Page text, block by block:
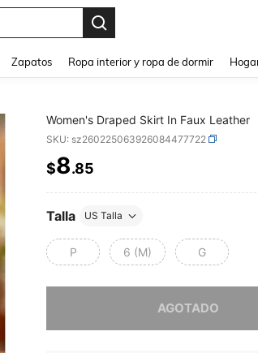
Zapatos Ropa interior y ropa de dormir
Women's Draped Skirt In Faux Leather
SKU: sz260225063926084477722
PRICE AND
$8.85
Talla US Talla
P 6 (M) G
AGOTADO